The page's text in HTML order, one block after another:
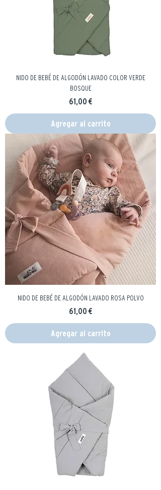
NIDO DE BEBÉ DE ALGODÓN LAVADO COLOR VERDE
BOSQUE
Precio
61,00 €
Agregar al carrito
NIDO DE BEBÉ DE ALGODÓN LAVADO ROSA POLVO
Precio
61,00 €
Agregar al carrito